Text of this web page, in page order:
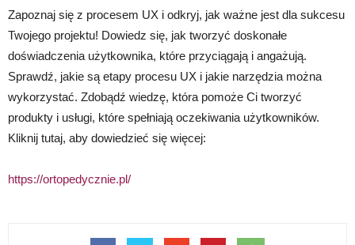
Zapoznaj się z procesem UX i odkryj, jak ważne jest dla sukcesu
Twojego projektu! Dowiedz się, jak tworzyć doskonałe
doświadczenia użytkownika, które przyciągają i angażują.
Sprawdź, jakie są etapy procesu UX i jakie narzędzia można
wykorzystać. Zdobądź wiedzę, która pomoże Ci tworzyć
produkty i usługi, które spełniają oczekiwania użytkowników.
Kliknij tutaj, aby dowiedzieć się więcej:
https://ortopedycznie.pl/